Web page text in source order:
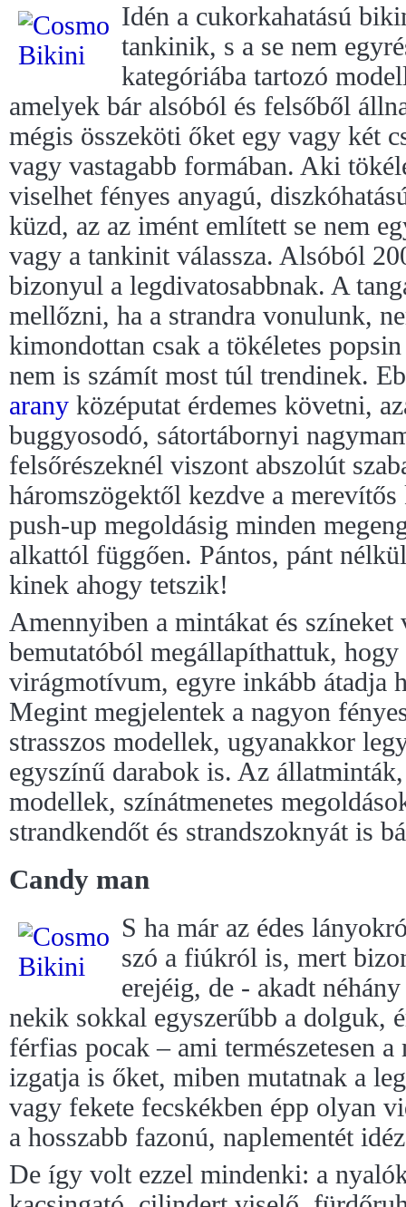
Idén a cukorkahatású
tankinik, s a se nem
kategóriába tartozó
amelyek bár alsóból és felsőből
mégis összeköti őket egy vagy két
vagy vastagabb formában. Aki
viselhet fényes anyagú,
küzd, az az imént említett se nem
vagy a tankinit válassza. Alsóból
bizonyul a legdivatosabbnak. A
mellőzni, ha a strandra vonulunk,
kimondottan csak a tökéletes
nem is számít most túl trendinek.
arany középutat érdemes követni,
buggyosodó, sátortábornyi
felsőrészeknél viszont abszolút
háromszögektől kezdve a
push-up megoldásig minden
alkattól függően. Pántos, pánt
kinek ahogy tetszik!
Amennyiben a mintákat és színeket
bemutatóból megállapíthattuk,
virágmotívum, egyre inkább átadja
Megint megjelentek a nagyon
strasszos modellek, ugyanakkor
egyszínű darabok is. Az
modellek, színátmenetes
strandkendőt és strandszoknyát is
Candy man
S ha már az édes
szó a fiúkról is, mert
erejéig, de - akadt
nekik sokkal egyszerűbb a dolguk,
férfias pocak – ami természetesen
izgatja is őket, miben mutatnak a
vagy fekete fecskékben épp olyan
a hosszabb fazonú, naplementét
De így volt ezzel mindenki: a